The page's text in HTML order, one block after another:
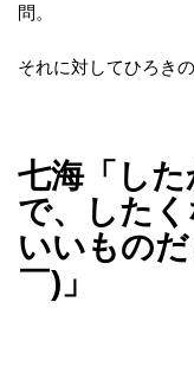
問。
それに対してひろきの
七海「し
で、した
いいもの
￣)」